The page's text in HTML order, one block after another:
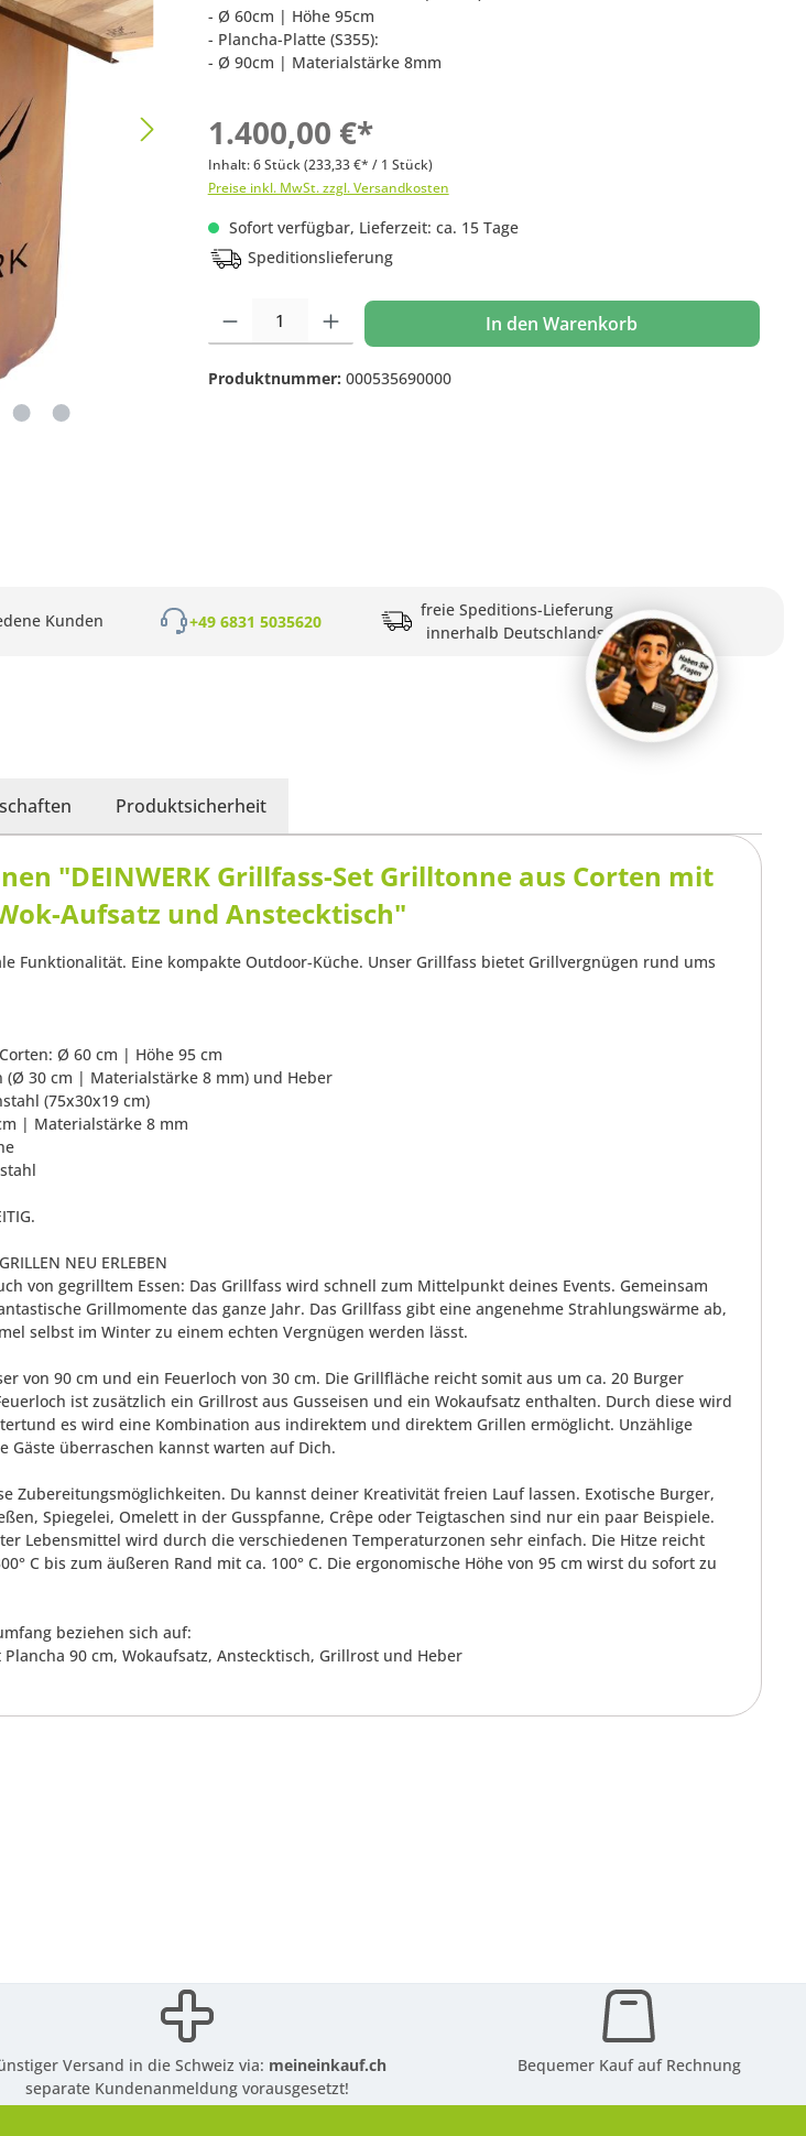
- Ø 60cm | Höhe 95cm
- Plancha-Platte (S355):
- Ø 90cm | Materialstärke 8mm
1.400,00 €*
Inhalt:6 Stück(233,33 €* / 1 Stück)
Preise inkl. MwSt. zzgl. Versandkosten
Sofort verfügbar, Lieferzeit: ca. 15 Tage
Speditionslieferung
Produkt Anzahl: Gib den gewünschten Wert ein oder benutze die Schaltflächen um die
In den Warenkorb
Produktnummer: 000535690000
Kunden +49 6831 5035620
freie Speditions-Lieferung
innerhalb Deutschlands
Produktsicherheit
"DEINWERK Grillfass-Set Grilltonne aus Corten mit
Aufsatz und Anstecktisch"
Funktionalität. Eine kompakte Outdoor-Küche. Unser Grillfass bietet Grillvergnügen rund ums
Ø 60 cm | Höhe 95 cm
(Ø 30 cm | Materialstärke 8 mm) und Heber
(75x30x19 cm)
| Materialstärke 8 mm
NEU ERLEBEN
von gegrilltem Essen: Das Grillfass wird schnell zum Mittelpunkt deines Events. Gemeinsam
Grillmomente das ganze Jahr. Das Grillfass gibt eine angenehme Strahlungswärme ab,
selbst im Winter zu einem echten Vergnügen werden lässt.
von 90 cm und ein Feuerloch von 30 cm. Die Grillfläche reicht somit aus um ca. 20 Burger
ist zusätzlich ein Grillrost aus Gusseisen und ein Wokaufsatz enthalten. Durch diese wird
es wird eine Kombination aus indirektem und direktem Grillen ermöglicht. Unzählige
Gäste überraschen kannst warten auf Dich.
Zubereitungsmöglichkeiten. Du kannst deiner Kreativität freien Lauf lassen. Exotische Burger,
Spiegelei, Omelett in der Gusspfanne, Crêpe oder Teigtaschen sind nur ein paar Beispiele.
Lebensmittel wird durch die verschiedenen Temperaturzonen sehr einfach. Die Hitze reicht
C bis zum äußeren Rand mit ca. 100° C. Die ergonomische Höhe von 95 cm wirst du sofort zu
beziehen sich auf:
Plancha 90 cm, Wokaufsatz, Anstecktisch, Grillrost und Heber
Versand in die Schweiz via: meineinkauf.ch
separate Kundenanmeldung vorausgesetzt!
Bequemer Kauf auf Rechnung